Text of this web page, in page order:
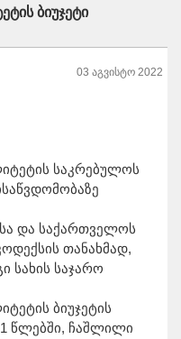
ბიუჯეტი
03 აგვისტო 2022
საკრებულოს
და საქართველოს
თანახმად,
სახის საჯარო
ბიუჯეტის
წლებში, ჩაშლილი